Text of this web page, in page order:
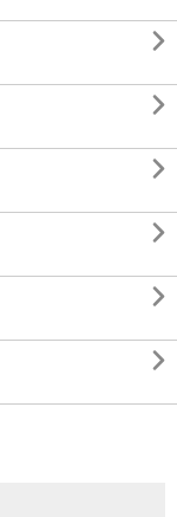





